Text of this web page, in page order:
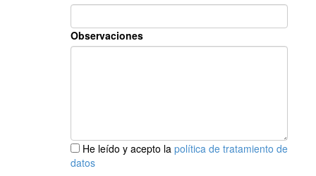
Observaciones
He leído y acepto la política de tratamiento de
datos